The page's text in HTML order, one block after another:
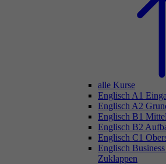
alle Kurse
Englisch A1
Englisch A2
Englisch B1
Englisch B2
Englisch C1
Englisch
Zuklappen